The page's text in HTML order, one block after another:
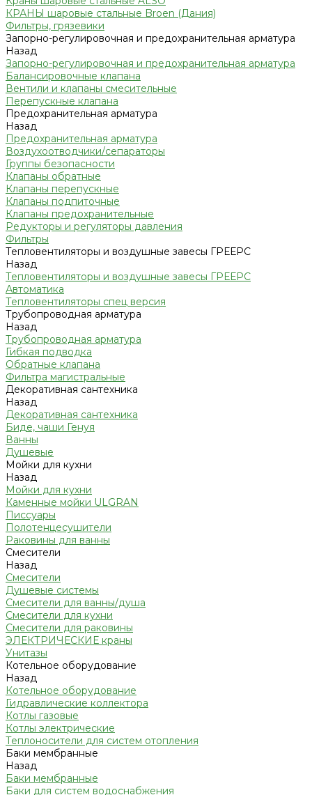
КРАНЫ шаровые стальные Broen (Дания)
Фильтры, грязевики
Запорно-регулировочная и предохранительная арматура
Назад
Запорно-регулировочная и предохранительная арматура
Балансировочные клапана
Вентили и клапаны смесительные
Перепускные клапана
Предохранительная арматура
Назад
Предохранительная арматура
Воздухоотводчики/сепараторы
Группы безопасности
Клапаны обратные
Клапаны перепускные
Клапаны подпиточные
Клапаны предохранительные
Редукторы и регуляторы давления
Фильтры
Тепловентиляторы и воздушные завесы ГРЕЕРС
Назад
Тепловентиляторы и воздушные завесы ГРЕЕРС
Автоматика
Тепловентиляторы спец версия
Трубопроводная арматура
Назад
Трубопроводная арматура
Гибкая подводка
Обратные клапана
Фильтра магистральные
Декоративная сантехника
Назад
Декоративная сантехника
Биде, чаши Генуя
Ванны
Душевые
Мойки для кухни
Назад
Мойки для кухни
Каменные мойки ULGRAN
Писсуары
Полотенцесушители
Раковины для ванны
Смесители
Назад
Смесители
Душевые системы
Смесители для ванны/душа
Смесители для кухни
Смесители для раковины
ЭЛЕКТРИЧЕСКИЕ краны
Унитазы
Котельное оборудование
Назад
Котельное оборудование
Гидравлические коллектора
Котлы газовые
Котлы электрические
Теплоносители для систем отопления
Баки мембранные
Назад
Баки мембранные
Баки для систем водоснабжения